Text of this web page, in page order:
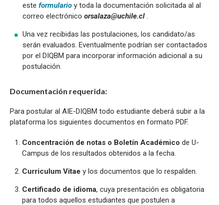
este formulario y toda la documentación solicitada al al
correo electrónico orsalaza@uchile.cl .
Una vez recibidas las postulaciones, los candidato/as
serán evaluados. Eventualmente podrían ser contactados
por el DIQBM para incorporar información adicional a su
postulación.
Documentación requerida:
Para postular al AIE-DIQBM todo estudiante deberá subir a la
plataforma los siguientes documentos en formato PDF.
Concentración de notas o Boletín Académico de U-
Campus de los resultados obtenidos a la fecha.
Curriculum Vitae y los documentos que lo respalden.
Certificado de idioma, cuya presentación es obligatoria
para todos aquellos estudiantes que postulen a